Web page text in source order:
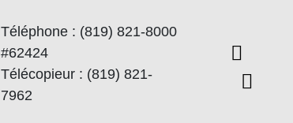
Téléphone : (819) 821-8000
#62424
Télécopieur : (819) 821-
7962